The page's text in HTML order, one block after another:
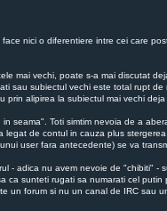
nici o diferentiere intre cei care
mai vechi, poate s-a mai discutat
sau subiectul vechi este total rupt
alipirea la subiectul mai vechi deja
seama". Toti simtim nevoia de a
de contul in cauza plus
user fara antecedente) se va
- adica nu avem nevoie de "chibiti"
sunteti rugati sa numarati cel
un forum si nu un canal de IRC